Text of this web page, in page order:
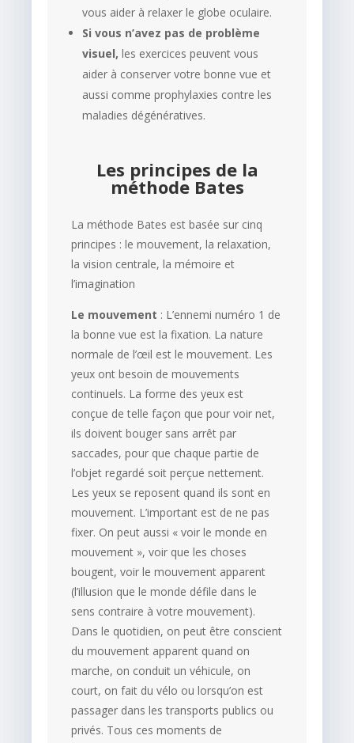
vous aider à relaxer le globe oculaire.
Si vous n’avez pas de problème
visuel,les exercices peuvent vous
aider à conserver votre bonne vue et
aussi comme prophylaxies contre les
maladies dégénératives.
Les principes de la
méthode Bates
La méthode Bates est basée sur cinq
principes : le mouvement, la relaxation,
la vision centrale, la mémoire et
l’imagination
Le mouvement : L’ennemi numéro 1 de
la bonne vue est la fixation. La nature
normale de l’œil est le mouvement. Les
yeux ont besoin de mouvements
continuels. La forme des yeux est
conçue de telle façon que pour voir net,
ils doivent bouger sans arrêt par
saccades, pour que chaque partie de
l’objet regardé soit perçue nettement.
Les yeux se reposent quand ils sont en
mouvement. L’important est de ne pas
fixer. On peut aussi « voir le monde en
mouvement », voir que les choses
bougent, voir le mouvement apparent
(l’illusion que le monde défile dans le
sens contraire à votre mouvement).
Dans le quotidien, on peut être conscient
du mouvement apparent quand on
marche, on conduit un véhicule, on
court, on fait du vélo ou lorsqu’on est
passager dans les transports publics ou
privés. Tous ces moments de